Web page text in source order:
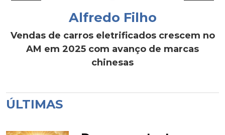
Alfredo Filho
Vendas de carros eletrificados crescem no
AM em 2025 com avanço de marcas
chinesas
ÚLTIMAS